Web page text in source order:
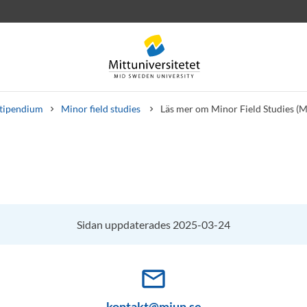
Minor field studies Läs mer om Minor Field Studies
Sidan uppdaterades 2025-03-24
mail_outline